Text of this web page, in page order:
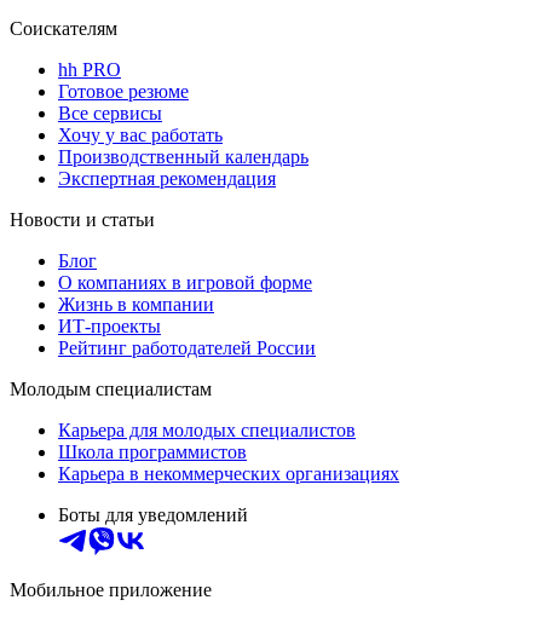
Соискателям
hh PRO
Готовое резюме
Все сервисы
Хочу у вас работать
Производственный календарь
Экспертная рекомендация
Новости и статьи
Блог
О компаниях в игровой форме
Жизнь в компании
ИТ-проекты
Рейтинг работодателей России
Молодым специалистам
Карьера для молодых специалистов
Школа программистов
Карьера в некоммерческих организациях
Боты для уведомлений
Мобильное приложение